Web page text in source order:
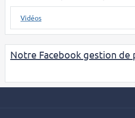
Vidéos
Notre Facebook gestion de